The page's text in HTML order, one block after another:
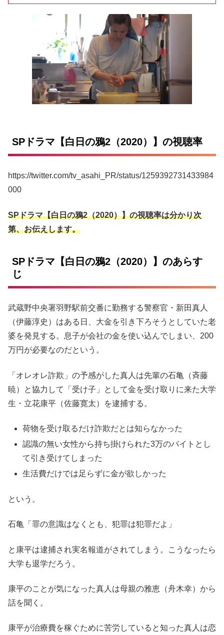
SPドラマ【白日の鴉2（2020）】の視聴率
https://twitter.com/tv_asahi_PR/status/1259392731433984
000
SPドラマ【白日の鴉2（2020）】の視聴率は分かり次
第、お伝えします。
SPドラマ【白日の鴉2（2020）】のあらす
じ
武蔵野中央署羽野駅前交番に勤務する警察官・新田真人
（伊藤淳史）はある日、大金を引き下ろそうとしていた老
婆を発見する。息子が会社の金を使い込んでしまい、200
万円が必要なのだという。
「オレオレ詐欺」の予感がした真人は先輩の石亀（斉藤
暁）と協力して「受け子」として金を受け取りに来た大学
生・立花康平（佐藤寛太）を逮捕する。
荷物を受け取るだけ詐欺だとは知らなかった
認識の無い女性から持ち掛けられた3万のバイトとし
て引き受けてしまった
生活費だけでは足らずに金が欲しかった
という。
石亀「罪の意識はなくとも、犯罪は犯罪だよ」
と康平は逮捕され実名報道がされてしまう。こうなったら
大学も退学だろう。
康平のことが気になった真人は母親の雅恵（舟木幸）から
話を聞く。
康平が治療費を稼ぐために苦労していると知った真人は恋